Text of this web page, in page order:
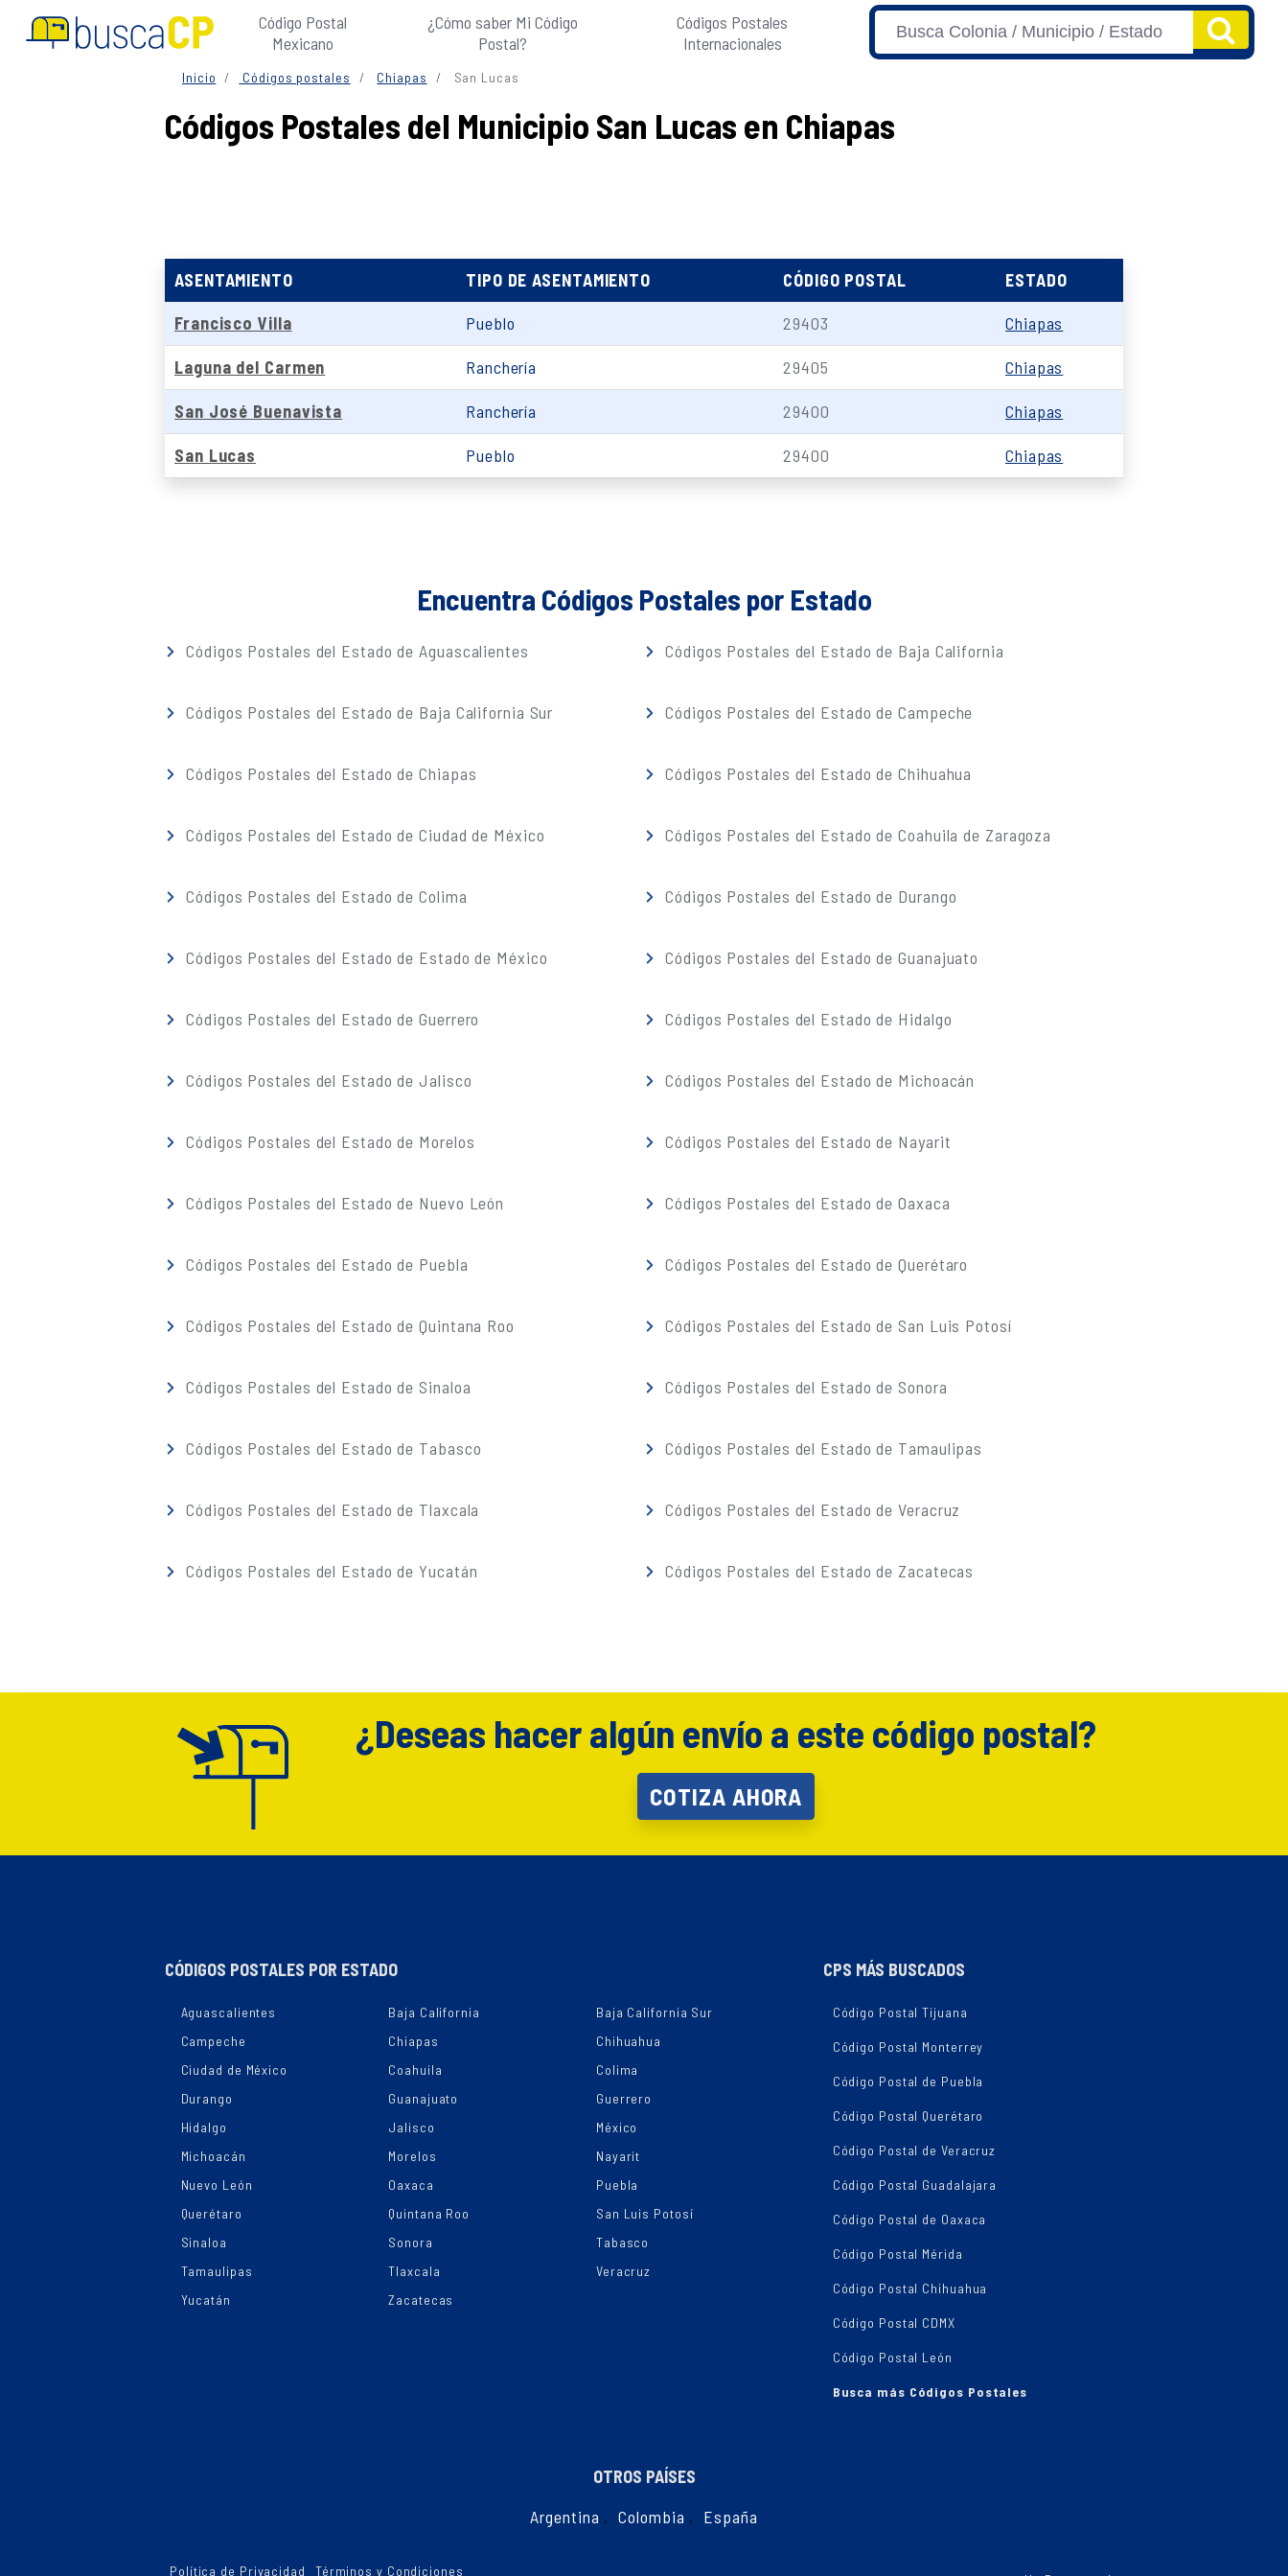
Código Postal
Mexicano
¿Cómo saber Mi Código
Postal?
Códigos Postales
Internacionales
Inicio Códigos postales Chiapas San Lucas
Códigos Postales del Municipio San Lucas en Chiapas
ASENTAMIENTO TIPO DE ASENTAMIENTO CÓDIGO POSTAL ESTADO
Francisco Villa Pueblo 29403 Chiapas
Laguna del Carmen Ranchería 29405 Chiapas
San José Buenavista Ranchería 29400 Chiapas
San Lucas Pueblo 29400 Chiapas
Encuentra Códigos Postales por Estado
Códigos Postales del Estado de Aguascalientes Códigos Postales del Estado de Baja California
Códigos Postales del Estado de Baja California Sur Códigos Postales del Estado de Campeche
Códigos Postales del Estado de Chiapas Códigos Postales del Estado de Chihuahua
Códigos Postales del Estado de Ciudad de México Códigos Postales del Estado de Coahuila de Zaragoza
Códigos Postales del Estado de Colima Códigos Postales del Estado de Durango
Códigos Postales del Estado de Estado de México Códigos Postales del Estado de Guanajuato
Códigos Postales del Estado de Guerrero Códigos Postales del Estado de Hidalgo
Códigos Postales del Estado de Jalisco Códigos Postales del Estado de Michoacán
Códigos Postales del Estado de Morelos Códigos Postales del Estado de Nayarit
Códigos Postales del Estado de Nuevo León Códigos Postales del Estado de Oaxaca
Códigos Postales del Estado de Puebla Códigos Postales del Estado de Querétaro
Códigos Postales del Estado de Quintana Roo Códigos Postales del Estado de San Luis Potosí
Códigos Postales del Estado de Sinaloa Códigos Postales del Estado de Sonora
Códigos Postales del Estado de Tabasco Códigos Postales del Estado de Tamaulipas
Códigos Postales del Estado de Tlaxcala Códigos Postales del Estado de Veracruz
Códigos Postales del Estado de Yucatán Códigos Postales del Estado de Zacatecas
¿Deseas hacer algún envío a este código postal?
COTIZA AHORA
CÓDIGOS POSTALES POR ESTADO
Aguascalientes Baja California
Baja California Sur
Campeche
Chiapas
Chihuahua
Ciudad de México
Coahuila
Colima
Durango
Guanajuato
Guerrero
Hidalgo
Jalisco
México
Michoacán
Morelos
Nayarit
Nuevo León
Oaxaca
Puebla
Querétaro
Quintana Roo
San Luis Potosí
Sinaloa
Sonora
Tabasco
Tamaulipas
Tlaxcala
Veracruz
Yucatán
Zacatecas
CPS MÁS BUSCADOS
Código Postal Tijuana
Código Postal Monterrey
Código Postal de Puebla
Código Postal Querétaro
Código Postal de Veracruz
Código Postal Guadalajara
Código Postal de Oaxaca
Código Postal Mérida
Código Postal Chihuahua
Código Postal CDMX
Código Postal León
Busca más Códigos Postales
OTROS PAÍSES
Argentina , Colombia , España
Política de Privacidad Términos y Condiciones